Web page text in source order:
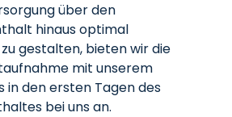
über den
hinaus optimal
gestalten, bieten wir die
mit unserem
in den ersten Tagen des
bei uns an.